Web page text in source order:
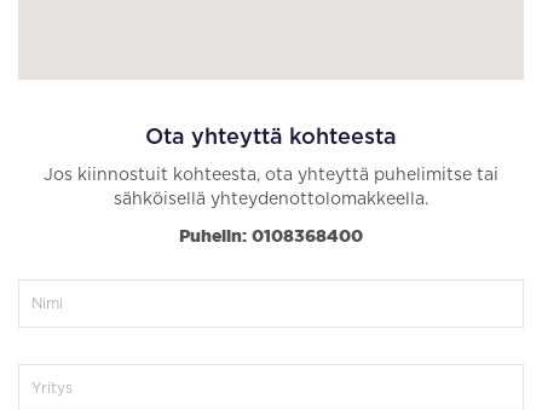
Ota yhteyttä kohteesta
Jos kiinnostuit kohteesta, ota yhteyttä puhelimitse tai
sähköisellä yhteydenottolomakkeella.
Puhelin: 0108368400